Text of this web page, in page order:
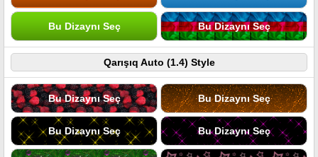
Bu Dizaynı Seç Bu Dizaynı Seç
Qarışıq Auto (1.4) Style
Bu Dizaynı Seç Bu Dizaynı Seç
Bu Dizaynı Seç Bu Dizaynı Seç